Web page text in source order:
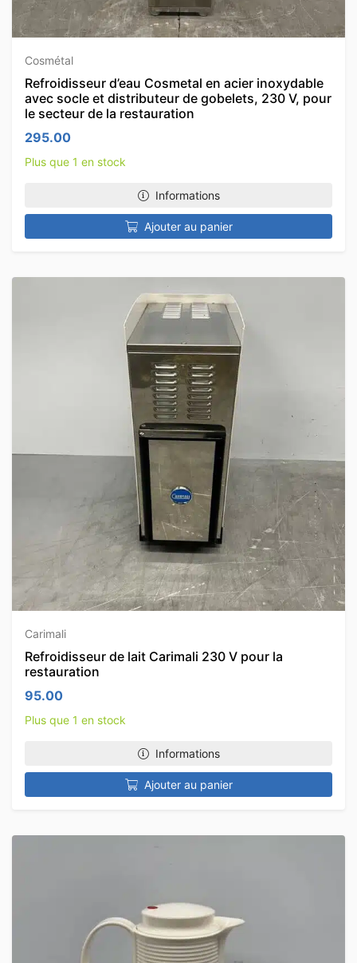
Cosmétal
Refroidisseur d’eau Cosmetal en acier inoxydable
avec socle et distributeur de gobelets, 230 V, pour
le secteur de la restauration
295.00
Plus que 1 en stock
Informations
Ajouter au panier
Carimali
Refroidisseur de lait Carimali 230 V pour la
restauration
95.00
Plus que 1 en stock
Informations
Ajouter au panier